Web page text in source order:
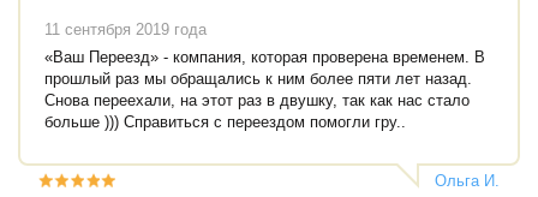
11 сентября 2019 года
«Ваш Переезд» - компания, которая проверена временем. В
прошлый раз мы обращались к ним более пяти лет назад.
Снова переехали, на этот раз в двушку, так как нас стало
больше ))) Справиться с переездом помогли гру..
Ольга И.